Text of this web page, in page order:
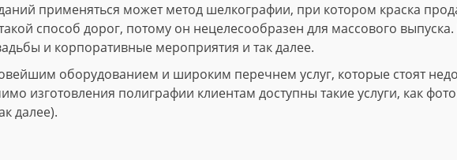
применяться может метод шелкографии, при котором краска
способ дорог, потому он нецелесообразен для массового
и корпоративные мероприятия и так далее.
оборудованием и широким перечнем услуг, которые стоят
изготовления полиграфии клиентам доступны такие услуги, как
далее).